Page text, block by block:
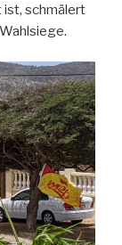
ist, schmälert